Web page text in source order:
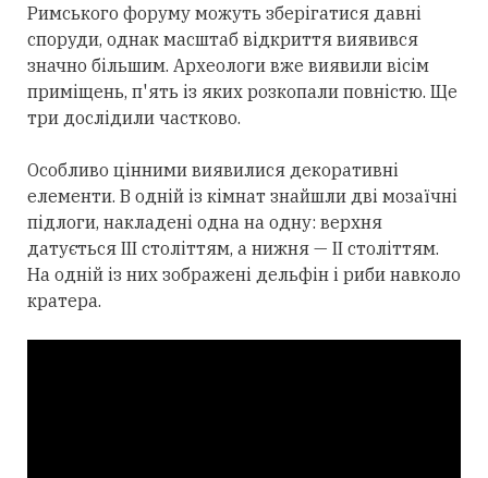
Римського форуму можуть зберігатися давні
споруди, однак масштаб відкриття виявився
значно більшим. Археологи вже виявили вісім
приміщень, п'ять із яких розкопали повністю. Ще
три дослідили частково.
Особливо цінними виявилися декоративні
елементи. В одній із кімнат знайшли дві мозаїчні
підлоги, накладені одна на одну: верхня
датується III століттям, а нижня — II століттям.
На одній із них зображені дельфін і риби навколо
кратера.